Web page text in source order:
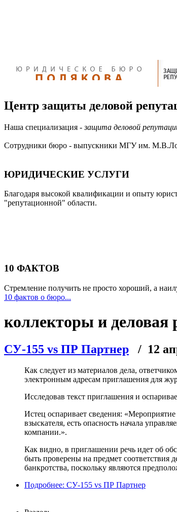
Центр защиты деловой
Наша специализация -защита деловой
Сотрудники бюро - выпускники МГУ им.
ЮРИДИЧЕСКИЕ УСЛУГИ
Благодаря высокой квалификации и опыту
"репутационной" области.
10 ФАКТОВ
Стремление получить не просто хороший, а
10 фактов о бюро...
коллекторы и деловая
СУ-155 vs ПР Партнер / 12
Как следует из материалов дела,
электронным адресам приглашения для
Исследовав текст приглашения и
Истец оспаривает сведения:
взыскателя, есть опасность начала
компании.».
Как видно, в приглашении речь идет об
быть проверены на предмет соответствия
банкротства, поскольку являются
Подробнее: СУ-155 vs ПР Партнер